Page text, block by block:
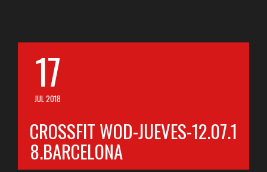
17
JUL 2018
CROSSFIT WOD-JUEVES-12.07.1
8.BARCELONA